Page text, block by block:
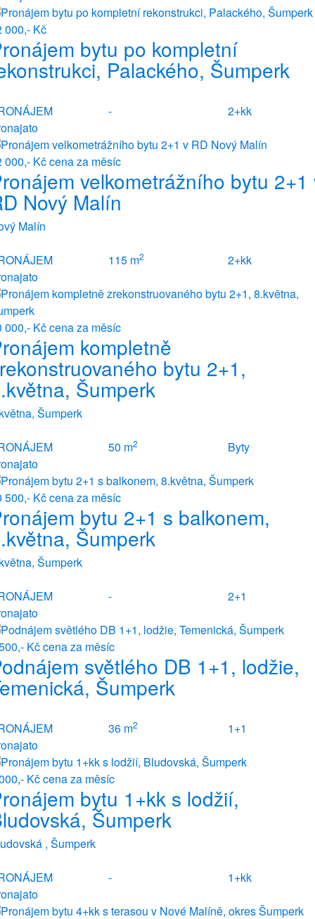
000,- Kč
bytu po kompletní
Palackého, Šumperk
-
2+kk
000,- Kčcena za měsíc
velkometrážního bytu 2+1
Nový Malín
Malín
115 m2
2+kk
000,- Kčcena za měsíc
kompletně
bytu 2+1,
Šumperk
Šumperk
50 m2
Byty
500,- Kčcena za měsíc
bytu 2+1 s balkonem,
Šumperk
Šumperk
-
2+1
Kčcena za měsíc
světlého DB 1+1, lodžie,
Šumperk
36 m2
1+1
Kčcena za měsíc
bytu 1+kk s lodžií,
Šumperk
, Šumperk
-
1+kk